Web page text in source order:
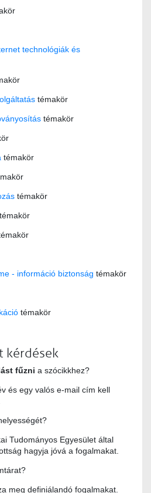
technológiák és
témakör
témakör
témakör
témakör
témakör
- információ biztonság témakör
témakör
kérdések
fűzni a szócikkhez?
és egy valós e-mail cím kell
Tudományos Egyesület által
hagyja jóvá a fogalmakat.
meg definiálandó fogalmakat.